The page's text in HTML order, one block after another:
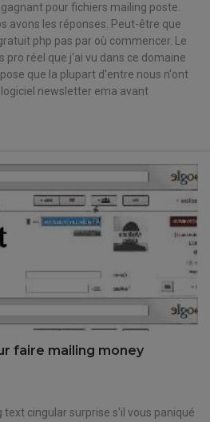
pour fichiers mailing poste.
avons les réponses. Peut-être que
php pas par où commencer. Le
pro réel que j'ai vu dans ce domaine
que la plupart d'entre nous n'ont
newsletter ema avant
faire mailing money
text cingular surprise s'il vous paniqué